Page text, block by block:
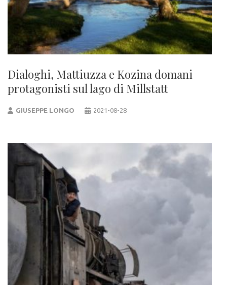
Dialoghi, Mattiuzza e Kozina domani
protagonisti sul lago di Millstatt
GIUSEPPE LONGO 2021-08-28